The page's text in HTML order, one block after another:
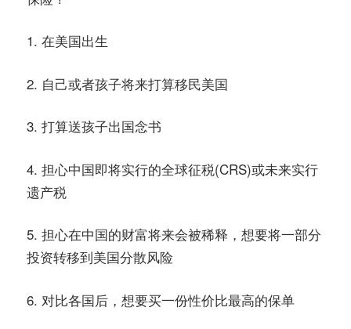
1. 在美国出生
2. 自己或者孩子将来打算移民美国
3. 打算送孩子出国念书
4. 担心中国即将实行的全球征税(CRS)或未来实行
遗产税
5. 担心在中国的财富将来会被稀释，想要将一部分
投资转移到美国分散风险
6. 对比各国后，想要买一份性价比最高的保单